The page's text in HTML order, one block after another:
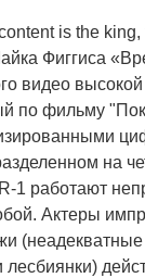
is the
Фиггиса
видео
по фильму
на
1 работают
Актеры
лесбиянки)